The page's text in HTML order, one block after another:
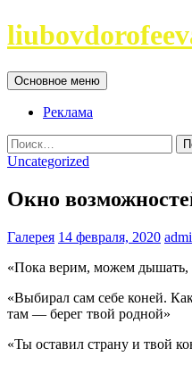
Перейти
к
Поиск
Основное меню
Реклама
Найти:
Uncategorized
Окно
Галерея 14 февраля, 2020
«Пока верим, можем
«Выбирал сам себе коней.
там — берег твой родной»
«Ты оставил страну и твой